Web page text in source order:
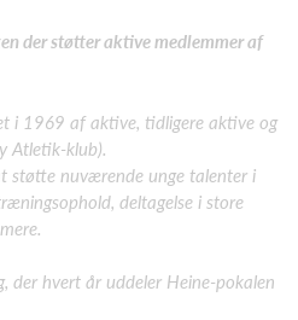
der støtter aktive medlemmer af
i 1969 af aktive, tidligere aktive og
Atletik-klub).
støtte nuværende unge talenter i
deltagelse i store
der hvert år uddeler Heine-pokalen